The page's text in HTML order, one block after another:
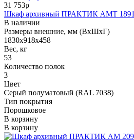
31 753р
Шкаф архивный ПРАКТИК AMT 1891
В наличии
Размеры внешние, мм (ВхШхГ)
1830x918x458
Вес, кг
53
Количество полок
3
Цвет
Серый полуматовый (RAL 7038)
Тип покрытия
Порошковое
В корзину
В корзину